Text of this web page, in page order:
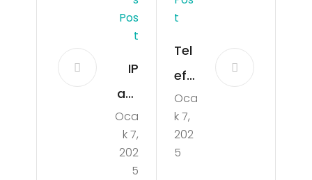
Pos
T
IP
adr
esi
ni
her
Oca
k 7,
202
5
T
Tel
efo
nu
yen
ide
Oca
k 7,
202
5